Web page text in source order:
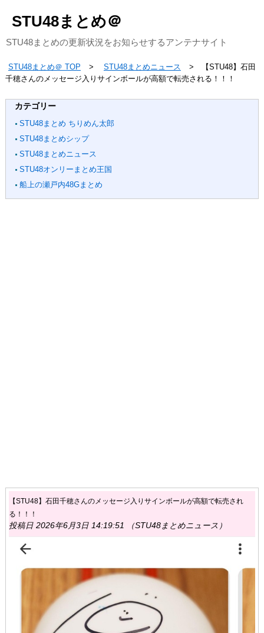
STU48まとめ＠
STU48まとめの更新状況をお知らせするアンテナサイト
STU48まとめ＠ TOP STU48まとめニュース
【STU48】石田
千穂さんのメッセージ入りサインボールが高額で転売される！！！
カテゴリー
STU48まとめ ちりめん太郎
STU48まとめシップ
STU48まとめニュース
STU48オンリーまとめ王国
船上の瀬戸内48Gまとめ
【STU48】石田千穂さんのメッセージ入りサインボールが高額で転売され
る！！！
投稿日 2026年6月3日 14:19:51 （STU48まとめニュース）